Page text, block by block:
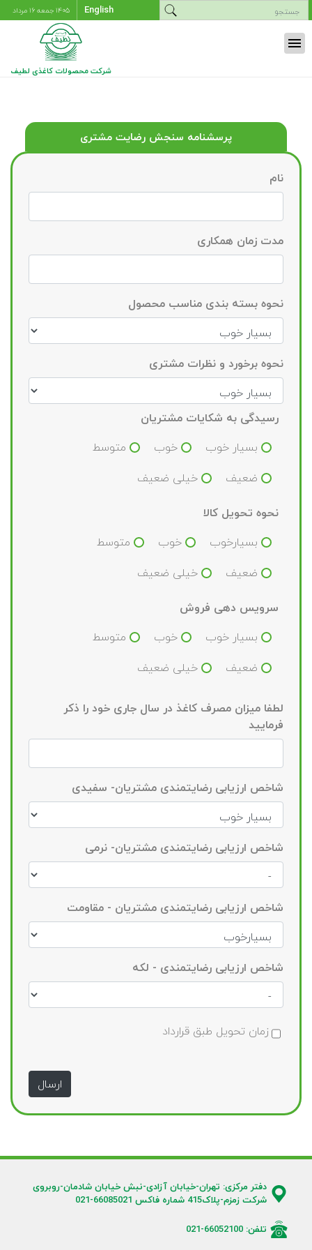
English ۱۴۰۵ جمعه ۱۶ مرداد
menu
شرکت محصولات کاغذی لطیف
پرسشنامه سنجش رضایت مشتری
نام
مدت زمان همکاری
نحوه بسته بندی مناسب محصول
نحوه برخورد و نظرات مشتری
رسیدگی به شکایات مشتریان
بسیار خوب
خوب
متوسط
ضعیف
خیلی ضعیف
نحوه تحویل کالا
بسیارخوب
خوب
متوسط
ضعیف
خیلی ضعیف
سرویس دهی فروش
بسیار خوب
خوب
متوسط
ضعیف
خیلی ضعیف
لطفا میزان مصرف کاغذ در سال جاری خود را ذکر
فرمایید
شاخص ارزیابی رضایتمندی مشتریان- سفیدی
شاخص ارزیابی رضایتمندی مشتریان- نرمی
شاخص ارزیابی رضایتمندی مشتریان - مقاومت
شاخص ارزیابی رضایتمندی - لکه
زمان تحویل طبق قرارداد
ارسال
دفتر مرکزی: تهران-خیابان آزادی-نبش خیابان شادمان-روبروی
شرکت زمزم-پلاک415 شماره فاکس 66085021-021
تلفن: 66052100-021